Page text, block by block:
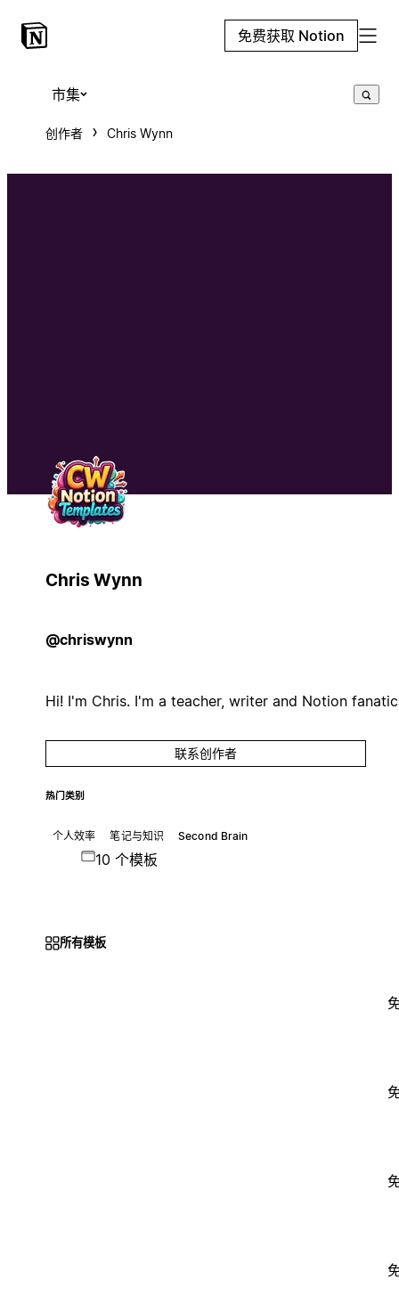
免费获取 Notion
市集
创作者 Chris Wynn
Chris Wynn
@chriswynn
Hi! I'm Chris. I'm a teacher, writer and Notion
联系创作者
热门类别
个人效率 笔记与知识 Second Brain
10 个模板
所有模板